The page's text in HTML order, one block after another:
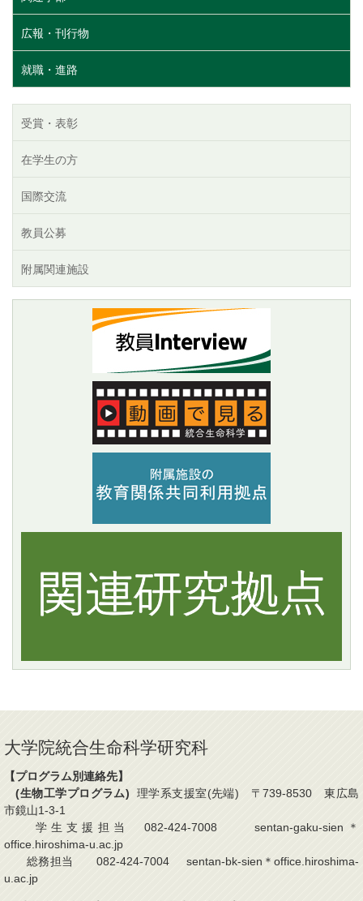
広報・刊行物
就職・進路
受賞・表彰
在学生の方
国際交流
教員公募
附属関連施設
大学院統合生命科学研究科
【プログラム別連絡先】
(生物工学プログラム) 理学系支援室(先端) 〒739-8530 東広島
市鏡山1-3-1
学生支援担当 082-424-7008 sentan-gaku-sien＊
office.hiroshima-u.ac.jp
総務担当 082-424-7004 sentan-bk-sien＊office.hiroshima-
u.ac.jp